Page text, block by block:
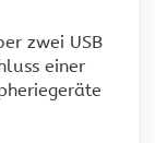
zwei USB
einer